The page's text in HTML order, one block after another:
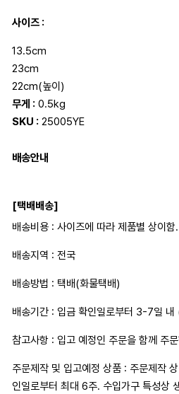
사이즈 :
13.5cm
23cm
22cm(높이)
무게 :0.5kg
SKU :25005YE
배송안내
[택배배송]
배송비용 : 사이즈에 따라 제품별 상이함
배송지역 : 전국
배송방법 : 택배(화물택배)
배송기간 : 입금 확인일로부터 3-7일 내
참고사항 : 입고 예정인 주문을 함께 주
주문제작 및 입고예정 상품 : 주문제작
인일로부터 최대 6주. 수입가구 특성상